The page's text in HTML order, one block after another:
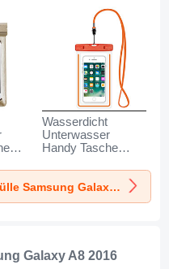
Wasserdicht
Unterwasser
Handy Tasche
Samsung Galaxy
A8 2016 A8100
A810F Orange
Mehr Wasserdichte Handyhülle Samsung Galaxy A8 2016 A8100 A810F
Galaxy A8 2016